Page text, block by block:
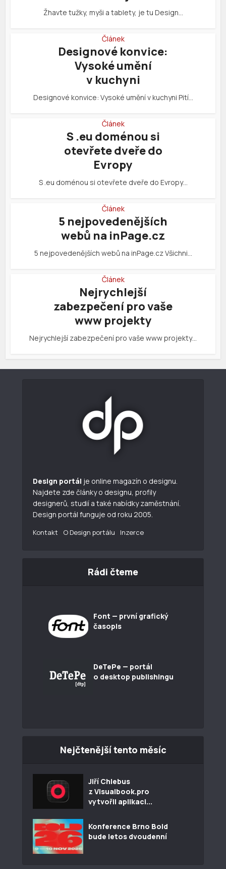
Žhavte tužky, myši a tablety, je tu Design…
Článek
Designové konvice:
Vysoké umění
v kuchyni
Designové konvice: Vysoké umění v kuchyni Pití…
Článek
S .eu doménou si
otevřete dveře do
Evropy
S .eu doménou si otevřete dveře do Evropy…
Článek
5 nejpovedenějších
webů na inPage.cz
5 nejpovedenějších webů na inPage.cz Všichni…
Článek
Nejrychlejší
zabezpečení pro vaše
www projekty
Nejrychlejší zabezpečení pro vaše www projekty…
Design portál je online magazín o designu.
Najdete zde články o designu, profily
designerů, studií a také nabídky zaměstnání.
Design portál funguje od roku 2005.
Kontakt O Design portálu Inzerce
Rádi čteme
Font — první grafický
časopis
DeTePe — portál
o desktop publishingu
Nejčtenější tento měsíc
Jiří Chlebus
z Visualbook.pro
vytvořil aplikaci...
Konference Brno Bold
bude letos dvoudenní